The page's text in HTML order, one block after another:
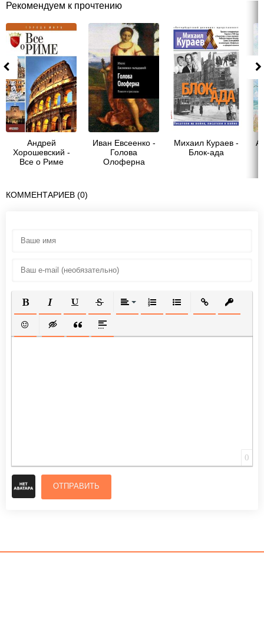
Рекомендуем к прочтению
Андрей
Хорошевский -
Все о Риме
Иван Евсеенко -
Голова
Олоферна
Михаил Кураев -
Блок-ада
КОММЕНТАРИЕВ (0)
ПОЛУЖИРНЫЙ
КУРСИВПОДЧЕРКНУТЫЙ
ЗАЧЕРКНУТЫЙВЫРАВНИВАНИЕ
НУМЕРОВАННЫЙ СПИСОК
МАРКИРОВАННЫЙ
ВСТАВИТЬ
ВСТАВИТЬ СМАЙЛИК
ВСТАВКА СКРЫТОГО ТЕКСТА
ВСТАВКА ЦИТАТЫ
ВСТАВКА СПОЙЛЕРА
0
ОТПРАВИТЬ